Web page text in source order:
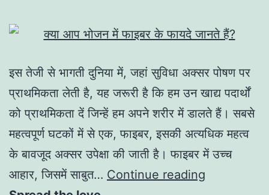
इस तेजी से भागती दुनिया में, जहां सुविधा अक्सर पोषण पर
प्राथमिकता लेती है, यह जरूरी है कि हम उन खाद्य पदार्थों
को प्राथमिकता दें जिन्हें हम अपने शरीर में डालते हैं। सबसे
महत्वपूर्ण घटकों में से एक, फाइबर, इसकी अत्यधिक महत्व
के बावजूद अक्सर उपेक्षा की जाती है। फाइबर में उच्च
आहार, जिसमें साबुत… Continue reading